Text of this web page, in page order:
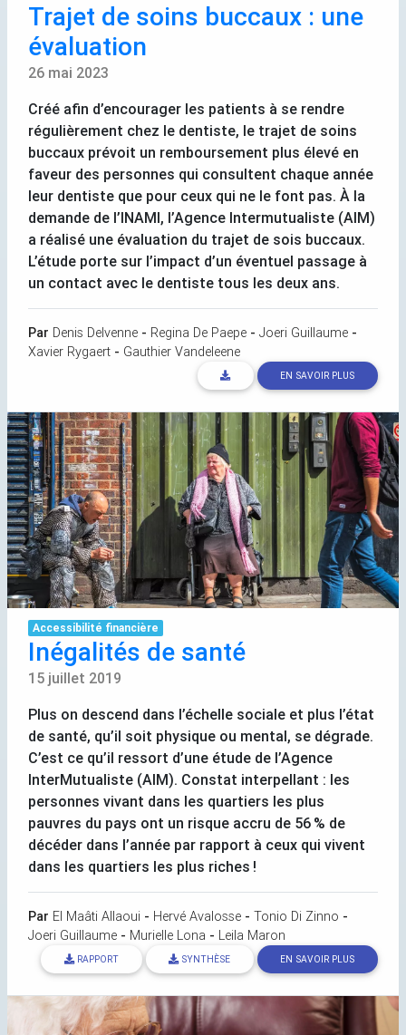
Trajet de soins buccaux : une
évaluation
26 mai 2023
Créé afin d’encourager les patients à se rendre
régulièrement chez le dentiste, le trajet de soins
buccaux prévoit un remboursement plus élevé en
faveur des personnes qui consultent chaque année
leur dentiste que pour ceux qui ne le font pas. À la
demande de l’INAMI, l’Agence Intermutualiste (AIM)
a réalisé une évaluation du trajet de sois buccaux.
L’étude porte sur l’impact d’un éventuel passage à
un contact avec le dentiste tous les deux ans.
Par Denis Delvenne - Regina De Paepe - Joeri Guillaume -
Xavier Rygaert - Gauthier Vandeleene
EN SAVOIR PLUS
Accessibilité financière
Inégalités de santé
15 juillet 2019
Plus on descend dans l’échelle sociale et plus l’état
de santé, qu’il soit physique ou mental, se dégrade.
C’est ce qu’il ressort d’une étude de l’Agence
InterMutualiste (AIM). Constat interpellant : les
personnes vivant dans les quartiers les plus
pauvres du pays ont un risque accru de 56 % de
décéder dans l’année par rapport à ceux qui vivent
dans les quartiers les plus riches !
Par El Maâti Allaoui - Hervé Avalosse - Tonio Di Zinno -
Joeri Guillaume - Murielle Lona - Leila Maron
RAPPORT SYNTHÈSE EN SAVOIR PLUS